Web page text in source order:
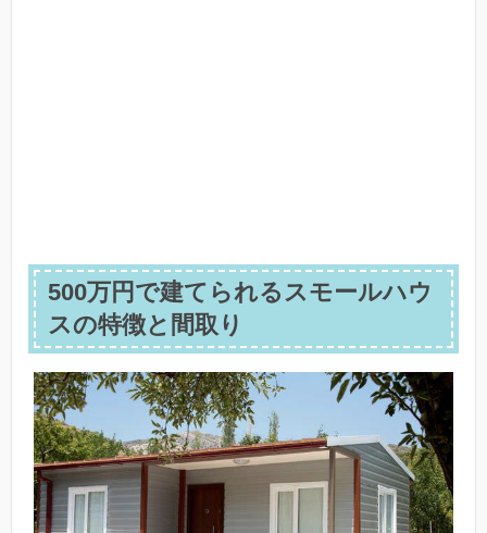
500万円で建てられるスモールハウ
スの特徴と間取り